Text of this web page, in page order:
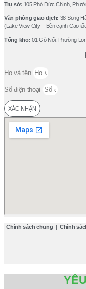
Trụ sở: 105 Phó Ðức Chính,
Văn phòng giao dịch: 38 Song
(Lake View City – Bên cạnh Cao
Tổng kho: 01 Gò Nổi, Phường
Họ và tên
Số điện thoại
XÁC NHẬN
Chính sách chung | Chính